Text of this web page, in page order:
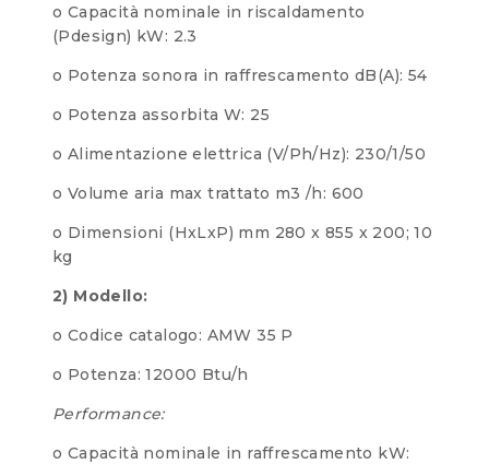
o Capacità nominale in riscaldamento
(Pdesign) kW: 2.3
o Potenza sonora in raffrescamento dB(A): 54
o Potenza assorbita W: 25
o Alimentazione elettrica (V/Ph/Hz): 230/1/50
o Volume aria max trattato m3 /h: 600
o Dimensioni (HxLxP) mm 280 x 855 x 200; 10
kg
2) Modello:
o Codice catalogo: AMW 35 P
o Potenza: 12000 Btu/h
Performance:
o Capacità nominale in raffrescamento kW: